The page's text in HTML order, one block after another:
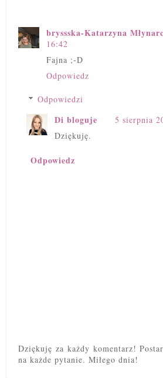
bryssska-Katarzyna
16:42
Fajna ;-D
Odpowiedz
Odpowiedzi
Di bloguje
5 sierpnia
Dziękuję.
Odpowiedz
Dziękuję za każdy komentarz!
na każde pytanie. Miłego dnia!